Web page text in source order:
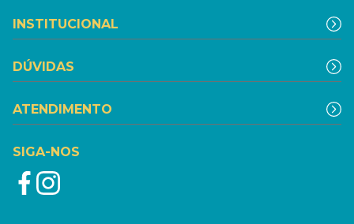
INSTITUCIONAL
DÚVIDAS
ATENDIMENTO
SIGA-NOS